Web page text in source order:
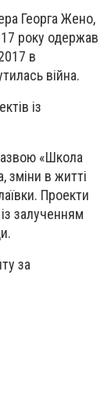
Георга Жено,
року одержав
в
війна.
із
«Школа
зміни в житті
Проекти
залученням
за